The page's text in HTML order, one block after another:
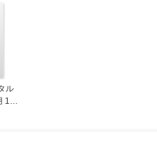
ル
100